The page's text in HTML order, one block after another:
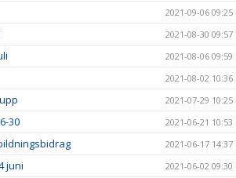
2021-09-06 09:25
2021-08-30 09:57
2021-08-06 09:59
2021-08-02 10:36
2021-07-29 10:25
30 2021-06-21 10:53
2021-06-17 14:37
juni 2021-06-02 09:30